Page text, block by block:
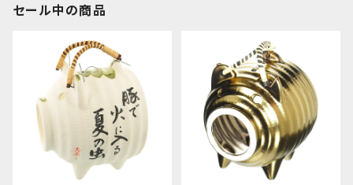
セール中の商品